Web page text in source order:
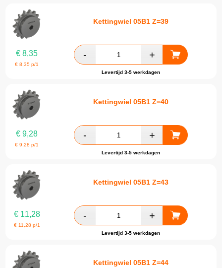
Kettingwiel 05B1 Z=39
€ 8,35
€8,35 p/1
Levertijd 3-5 werkdagen
Kettingwiel 05B1 Z=40
€ 9,28
€9,28 p/1
Levertijd 3-5 werkdagen
Kettingwiel 05B1 Z=43
€11,28
€ 11,28 p/1
Levertijd 3-5 werkdagen
Kettingwiel 05B1 Z=44